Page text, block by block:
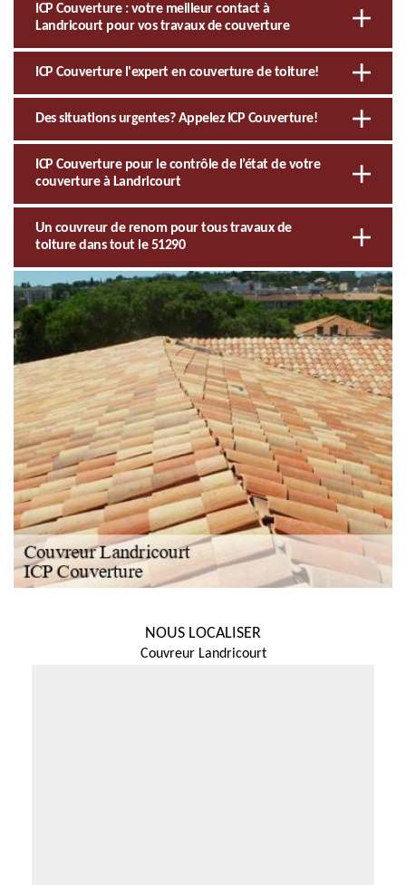
ICP Couverture : votre meilleur contact à
Landricourt pour vos travaux de couverture
ICP Couverture l'expert en couverture de toiture!
Des situations urgentes? Appelez ICP Couverture!
ICP Couverture pour le contrôle de l’état de votre
couverture à Landricourt
Un couvreur de renom pour tous travaux de
toiture dans tout le 51290
NOUS LOCALISER
Couvreur Landricourt